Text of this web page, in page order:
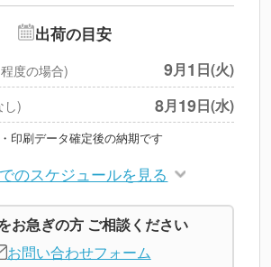
円
※上記小計は税別です
出荷の目安
度の場合) 9月1 日(火)
し) 8月19日(水)
印刷データ確定後の納期です
のスケジュールを見る
お急ぎの方 ご相談ください
お問い合わせフォーム